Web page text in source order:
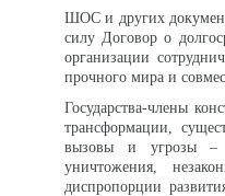
ШОС и других
силу Договор о
организации
прочного мира и
Государства-члены
трансформации,
вызовы и угрозы –
уничтожения,
диспропорции